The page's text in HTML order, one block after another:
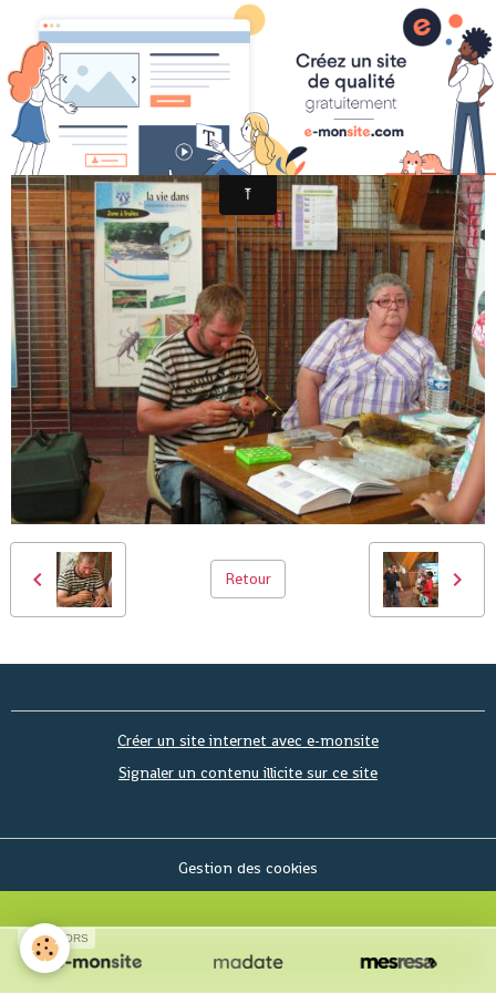
FESTI AIGOUAL 2009
Retour
Créer un site internet avec e-monsite
Signaler un contenu illicite sur ce site
Gestion des cookies
SPONSORS